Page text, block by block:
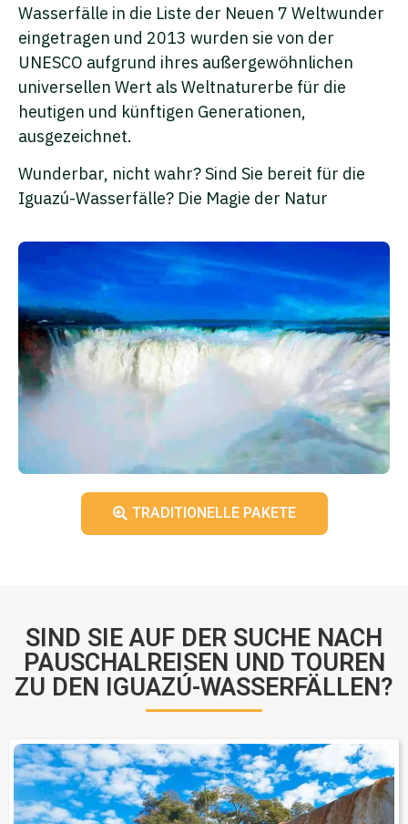
Wasserfälle in die Liste der Neuen 7 Weltwunder
eingetragen und 2013 wurden sie von der
UNESCO aufgrund ihres außergewöhnlichen
universellen Wert als Weltnaturerbe für die
heutigen und künftigen Generationen,
ausgezeichnet.
Wunderbar, nicht wahr? Sind Sie bereit für die
Iguazú-Wasserfälle? Die Magie der Natur
TRADITIONELLE PAKETE
SIND SIE AUF DER SUCHE NACH
PAUSCHALREISEN UND TOUREN
ZU DEN IGUAZÚ-WASSERFÄLLEN?